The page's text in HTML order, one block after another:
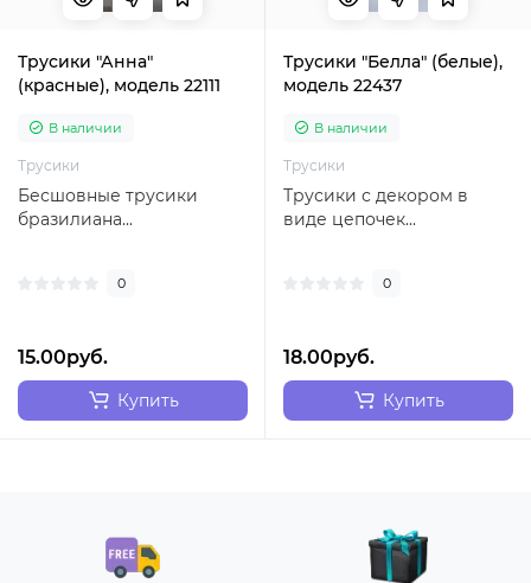
Трусики "Анна"
(красные), модель 22111
В наличии
Трусики
Бесшовные трусики
бразилиана...
0
15.00руб.
Купить
Трусики "Белла" (белые),
модель 22437
В наличии
Трусики
Трусики с декором в
виде цепочек...
0
18.00руб.
Купить